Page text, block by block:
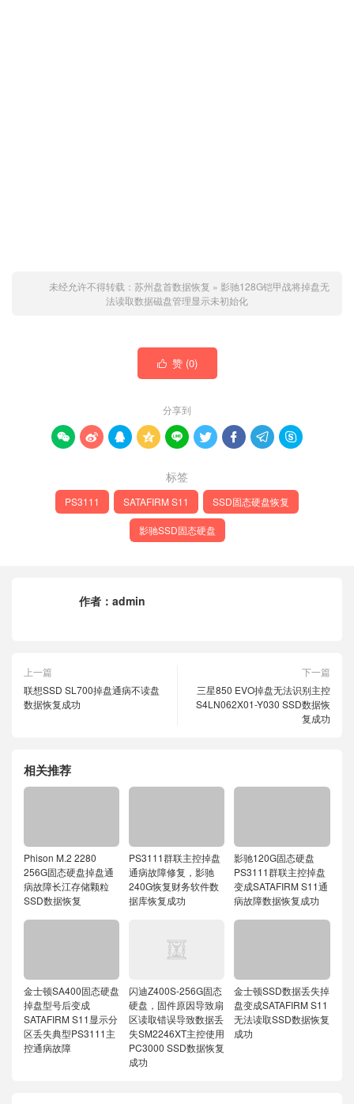
未经允许不得转载： 苏州盘首数据恢复 » 影驰128G铠甲战将掉盘无
法读取数据磁盘管理显示未初始化
 赞 (0)
分享到
        
标签
PS3111 SATAFIRM S11 SSD固态硬盘恢复
影驰SSD固态硬盘
作者： admin
上一篇
联想SSD SL700掉盘通病不读盘
数据恢复成功
下一篇
三星850 EVO掉盘无法识别主控
S4LN062X01-Y030 SSD数据恢
复成功
相关推荐
Phison M.2 2280
256G固态硬盘掉盘通
病故障长江存储颗粒
SSD数据恢复
PS3111群联主控掉盘
通病故障修复，影驰
240G恢复财务软件数
据库恢复成功
影驰120G固态硬盘
PS3111群联主控掉盘
变成SATAFIRM S11通
病故障数据恢复成功
金士顿SA400固态硬盘
掉盘型号后变成
SATAFIRM S11显示分
区丢失典型PS3111主
控通病故障
闪迪Z400S-256G固态
硬盘，固件原因导致扇
区读取错误导致数据丢
失SM2246XT主控使用
PC3000 SSD数据恢复
成功
金士顿SSD数据丢失掉
盘变成SATAFIRM S11
无法读取SSD数据恢复
成功